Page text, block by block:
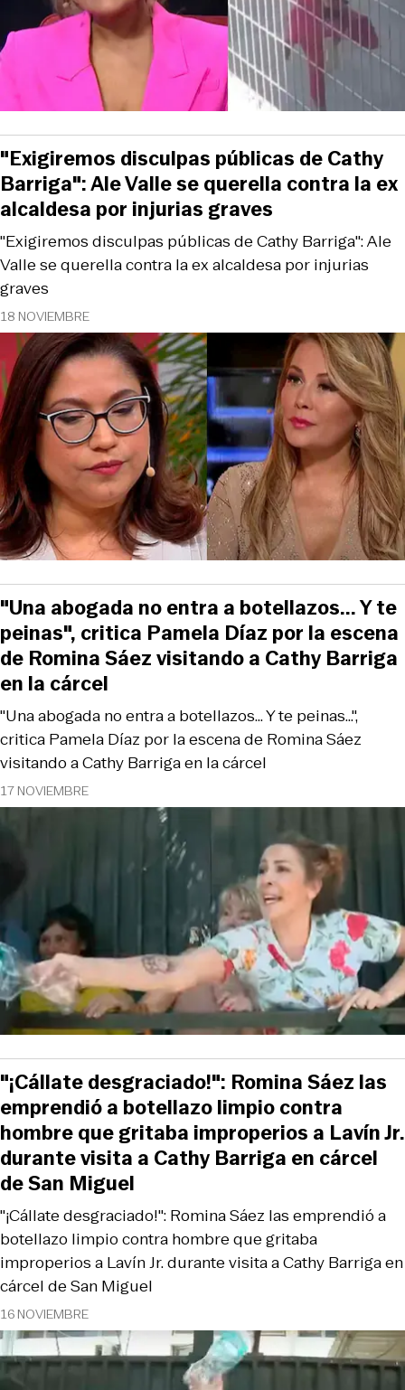
18 NOVIEMBRE
"Exigiremos disculpas públicas de Cathy Barriga": Ale
Valle se querella contra la ex alcaldesa por injurias
graves
"Exigiremos disculpas públicas de Cathy
Barriga": Ale Valle se querella contra la ex
alcaldesa por injurias graves
17 NOVIEMBRE
"Una abogada no entra a botellazos... Y te peinas...",
critica Pamela Díaz por la escena de Romina Sáez
visitando a Cathy Barriga en la cárcel
"Una abogada no entra a botellazos... Y te
peinas", critica Pamela Díaz por la escena
de Romina Sáez visitando a Cathy Barriga
en la cárcel
16 NOVIEMBRE
"¡Cállate desgraciado!": Romina Sáez las emprendió a
botellazo limpio contra hombre que gritaba
improperios a Lavín Jr. durante visita a Cathy Barriga en
cárcel de San Miguel
"¡Cállate desgraciado!": Romina Sáez las
emprendió a botellazo limpio contra
hombre que gritaba improperios a Lavín Jr.
durante visita a Cathy Barriga en cárcel
de San Miguel